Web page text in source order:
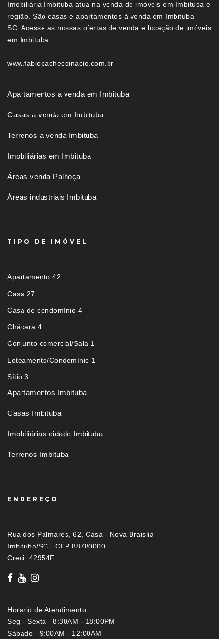
Imobiliária Imbituba atua na venda de imóveis em Imbituba e
região. São casas e apartamentos à venda em Imbituba -
SC. Acesse as nossas ofertas de venda e locação de imóveis
em Imbituba.
www.fabiopachecoinacio.com.br
Apartamentos a venda em Imbituba
Casas a venda em Imbituba
Terrenos a venda Imbituba
Imobiliárias em Imbituba
Áreas venda Palhoça
Áreas industriais Imbituba
TIPO DE IMÓVEL
Apartamento 42
Casa 27
Casa de condomínio 4
Chácara 4
Conjunto comercial/Sala 1
Loteamento/Condomínio 1
Sítio 3
Apartamentos Imbituba
Casas Imbituba
Imobiliárias cidade Imbituba
Terrenos Imbituba
ENDEREÇO
Rua dos Palmares, 62, Casa - Nova Braislia
Imbituba/SC - CEP 88780000
Creci: 42954F
Horário de Atendimento:
Seg - Sexta 8:30AM - 18:00PM
Sábado 9:00AM - 12:00AM